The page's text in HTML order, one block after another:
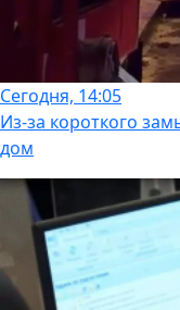
Сегодня, 14:05
Из-за короткого
дом